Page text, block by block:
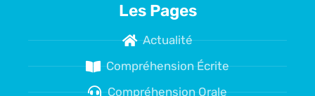
Les Pages
Actualité
Compréhension Écrite
Compréhension Orale